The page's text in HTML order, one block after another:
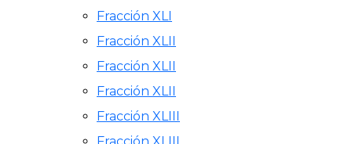
Fracción XLI
Fracción XLII
Fracción XLII
Fracción XLII
Fracción XLIII